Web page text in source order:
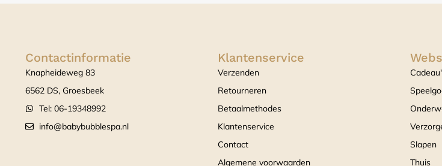
Contactinformatie
Knapheideweg 83
6562 DS, Groesbeek
Tel: 06-19348992
info@babybubblespa.nl
Klantenservice
Verzenden
Retourneren
Betaalmethodes
Klantenservice
Contact
Algemene voorwaarden
Slapen
Thuis